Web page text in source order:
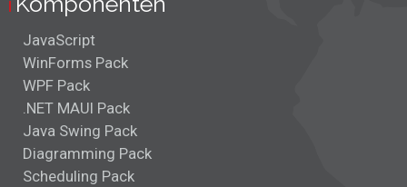
JavaScript
WinForms Pack
WPF Pack
.NET MAUI Pack
Java Swing Pack
Diagramming Pack
Scheduling Pack